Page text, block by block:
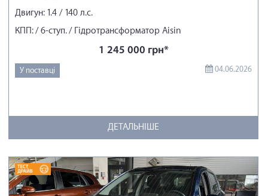
Двигун: 1.4 / 140 л.с.
КПП: / 6-ступ. / Гідротрансформатор Aisin
1 245 000 грн*
У поставці 04.06.2026
ДЕТАЛЬНІШЕ